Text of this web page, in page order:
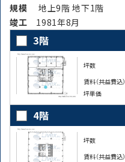
規模
地上9階 地下1階
竣⼯ 1981年8月
3階
坪数
賃料（共益費込）
坪単価
4階
坪数
賃料（共益費込）